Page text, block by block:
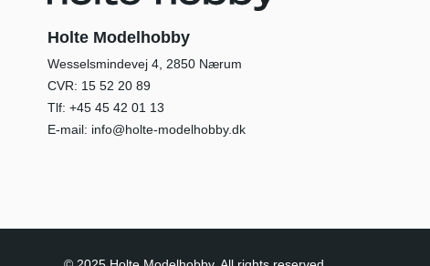
Holte Modelhobby
Wesselsmindevej 4, 2850 Nærum
CVR: 15 52 20 89
Tlf: +45 45 42 01 13
E-mail: info@holte-modelhobby.dk